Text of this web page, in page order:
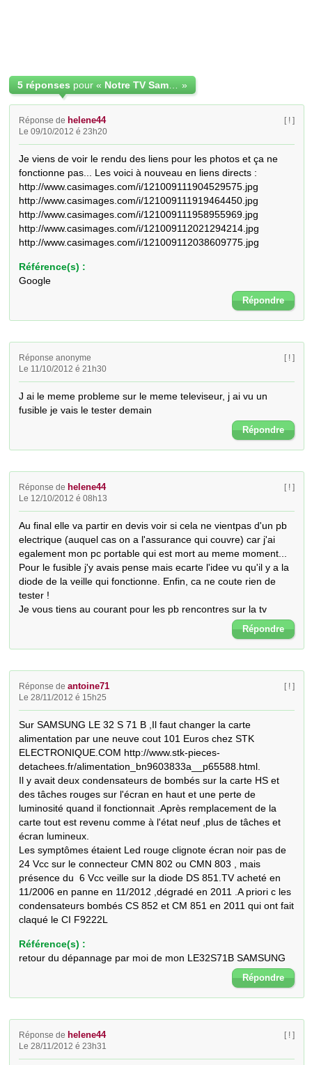
5 réponses pour « »
Réponse de helene44
Le 09/10/2012 é 23h20
[ ! ]
Je viens de voir le rendu des liens pour les photos et ça ne
fonctionne pas... Les voici à nouveau en liens directs :
http://www.casimages.com/i/121009111904529575.jpg
http://www.casimages.com/i/121009111919464450.jpg
http://www.casimages.com/i/121009111958955969.jpg
http://www.casimages.com/i/121009112021294214.jpg
http://www.casimages.com/i/121009112038609775.jpg
Référence(s) :
Google
Répondre
Réponse anonyme
Le 11/10/2012 é 21h30
[ ! ]
J ai le meme probleme sur le meme televiseur, j ai vu un
fusible je vais le tester demain
Répondre
Réponse de helene44
Le 12/10/2012 é 08h13
[ ! ]
Au final elle va partir en devis voir si cela ne vientpas d'un pb
electrique (auquel cas on a l'assurance qui couvre) car j'ai
egalement mon pc portable qui est mort au meme moment...
Pour le fusible j'y avais pense mais ecarte l'idee vu qu'il y a la
diode de la veille qui fonctionne. Enfin, ca ne coute rien de
tester !
Je vous tiens au courant pour les pb rencontres sur la tv
Répondre
Réponse deantoine71
Le 28/11/2012 é 15h25
[ ! ]
Sur SAMSUNG LE 32 S 71 B ,Il faut changer la carte
alimentation par une neuve cout 101 Euros chez STK
ELECTRONIQUE.COM http://www.stk-pieces-
detachees.fr/alimentation_bn9603833a__p65588.html.
Il y avait deux condensateurs de bombés sur la carte HS et
des tâches rouges sur l'écran en haut et une perte de
luminosité quand il fonctionnait .Après remplacement de la
carte tout est revenu comme à l'état neuf ,plus de tâches et
écran lumineux.
Les symptômes étaient Led rouge clignote écran noir pas de
24 Vcc sur le connecteur CMN 802 ou CMN 803 , mais
présence du  6 Vcc veille sur la diode DS 851.TV acheté en
11/2006 en panne en 11/2012 ,dégradé en 2011 .A priori c les
condensateurs bombés CS 852 et CM 851 en 2011 qui ont fait
claqué le CI F9222L
Référence(s) :
retour du dépannage par moi de mon LE32S71B SAMSUNG
Répondre
Réponse de helene44
Le 28/11/2012 é 23h31
[ ! ]